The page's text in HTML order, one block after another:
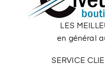
LES
en général
SERVICE